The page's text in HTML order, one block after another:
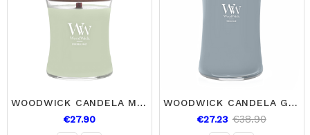
WOODWICK CANDELA MEDIA ETHEREAL HAZE MEDIA
€27.90
WOODWICK CANDELA GRANDE TERRA HAZE
€27.23 €38.90